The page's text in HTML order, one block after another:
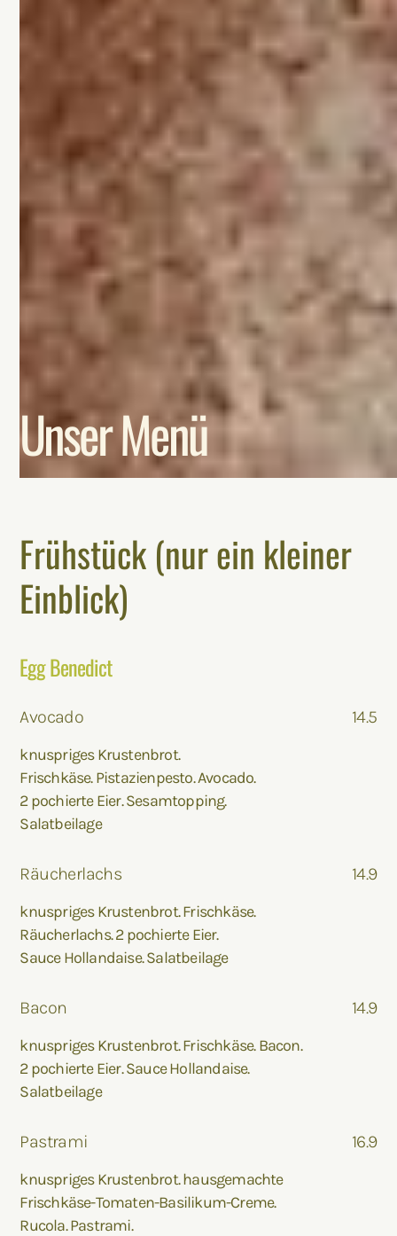
Unser Menü
Frühstück (nur ein kleiner
Einblick)
Egg Benedict
Avocado 14.5
knuspriges Krustenbrot.
Frischkäse. Pistazienpesto. Avocado.
2 pochierte Eier. Sesamtopping.
Salatbeilage
Räucherlachs 14.9
knuspriges Krustenbrot. Frischkäse.
Räucherlachs. 2 pochierte Eier.
Sauce Hollandaise. Salatbeilage
Bacon 14.9
knuspriges Krustenbrot. Frischkäse. Bacon.
2 pochierte Eier. Sauce Hollandaise.
Salatbeilage
Pastrami 16.9
knuspriges Krustenbrot. hausgemachte
Frischkäse-Tomaten-Basilikum-Creme.
Rucola. Pastrami.